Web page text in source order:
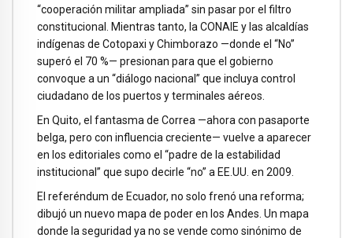
“cooperación militar ampliada” sin pasar por el filtro
constitucional. Mientras tanto, la CONAIE y las alcaldías
indígenas de Cotopaxi y Chimborazo —donde el “No”
superó el 70 %— presionan para que el gobierno
convoque a un “diálogo nacional” que incluya control
ciudadano de los puertos y terminales aéreos.
En Quito, el fantasma de Correa —ahora con pasaporte
belga, pero con influencia creciente— vuelve a aparecer
en los editoriales como el “padre de la estabilidad
institucional” que supo decirle “no” a EE.UU. en 2009.
El referéndum de Ecuador, no solo frenó una reforma;
dibujó un nuevo mapa de poder en los Andes. Un mapa
donde la seguridad ya no se vende como sinónimo de